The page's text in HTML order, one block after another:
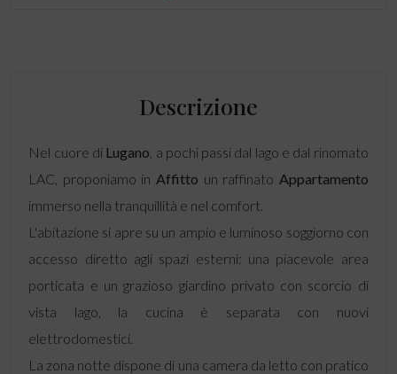
Descrizione
Nel cuore di Lugano , a pochi passi dal lago e dal rinomato
LAC, proponiamo in Affitto un raffinato Appartamento
immerso nella tranquillità e nel comfort.
L'abitazione si apre su un ampio e luminoso soggiorno con
accesso diretto agli spazi esterni: una piacevole area
porticata e un grazioso giardino privato con scorcio di
vista lago, la cucina è separata con nuovi
elettrodomestici.
La zona notte dispone di una camera da letto con pratico